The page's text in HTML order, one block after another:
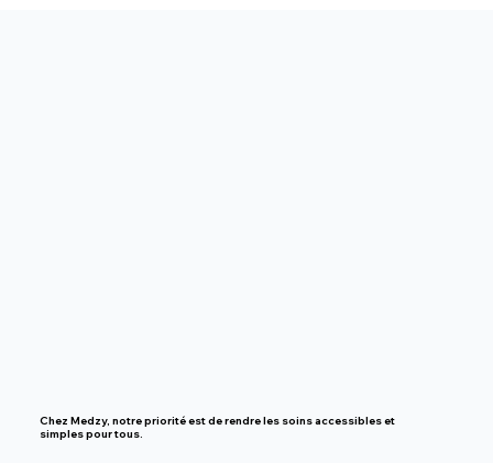
Chez Medzy, notre priorité est de rendreles soins accessibles et
simples pour tous.